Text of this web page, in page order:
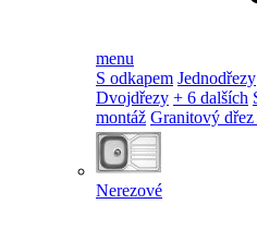
menu
S odkapem Jednodřezy
Dvojdřezy + 6 dalších
montáž Granitový dřez
Nerezové